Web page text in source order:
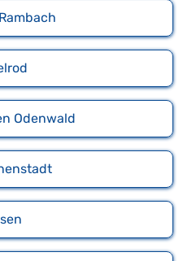
Odenwald